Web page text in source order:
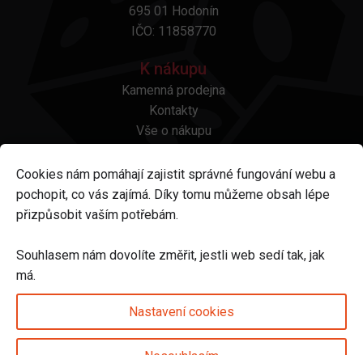
695 01 Hodonín
IČO: 11858770
K nákupu
Kamenná prodejna
Kontakty
Vše o nákupu
Platba a doprava
Reklamace a vrácení
Obchodní podmínky
Odstoupení od smlouvy
Sledujte nás na
Cookies nám pomáhají zajistit správné fungování webu a
pochopit, co vás zajímá. Díky tomu můžeme obsah lépe
přizpůsobit vaším potřebám.
Souhlasem nám dovolíte změřit, jestli web sedí tak, jak
má.
Nastavení cookies